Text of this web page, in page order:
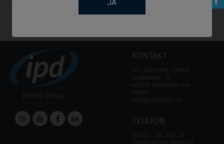
JA
KONTAKT
IPD Germany GmbH
Grabenstr. 18
40789 Monheim am
Rhein
info@ipd2004.de
TELEFON
0800 – 28 300 28
(Kostenlose Hotline)